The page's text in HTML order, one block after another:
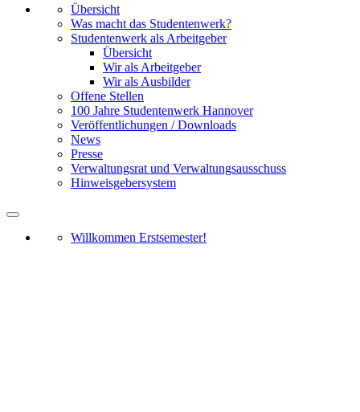
Übersicht
Was macht das Studentenwerk?
Studentenwerk als Arbeitgeber
Übersicht
Wir als Arbeitgeber
Wir als Ausbilder
Offene Stellen
100 Jahre Studentenwerk Hannover
Veröffentlichungen / Downloads
News
Presse
Verwaltungsrat und Verwaltungsausschuss
Hinweisgebersystem
Willkommen Erstsemester!